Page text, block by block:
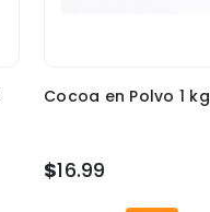
Cocoa en Polvo 1 kg
$16.99